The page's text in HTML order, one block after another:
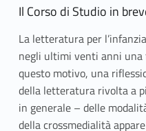
Il Corso di Studio in
La letteratura per
negli ultimi venti anni
questo motivo, una
della letteratura rivolta a
in generale – delle
della crossmedialità